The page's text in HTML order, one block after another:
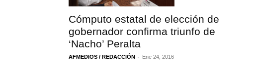
Cómputo estatal de elección de
gobernador confirma triunfo de
‘Nacho’ Peralta
AFMEDIOS / REDACCIÓN - Ene 24, 2016